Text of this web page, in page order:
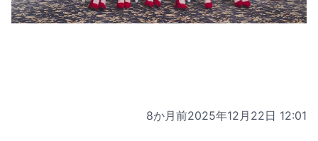
8か月前2025年12月22日 12:01